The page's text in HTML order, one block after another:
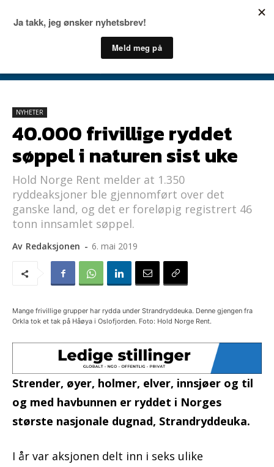
NYHETER
40.000 frivillige ryddet
søppel i naturen sist uke
Hold Norge Rent melder at 1.350
ryddeaksjoner ble gjennomført over det
ganske land, og det er foreløpig registrert 46
tonn innsamlet søppel.
Av Redaksjonen - 6. mai 2019
Mange frivillige grupper har rydda under Strandryddeuka. Denne gjengen fra
Orkla tok et tak på Håøya i Oslofjorden. Foto: Hold Norge Rent.
Strender, øyer, holmer, elver, innsjøer og til
og med havbunnen er ryddet i Norges
største nasjonale dugnad, Strandryddeuka.
I år var aksjonen delt inn i seks ulike